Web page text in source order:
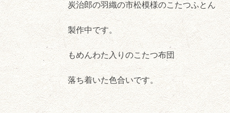
炭治郎の羽織の市松模様のこたつふとん
製作中です。
もめんわた入りのこたつ布団
落ち着いた色合いです。